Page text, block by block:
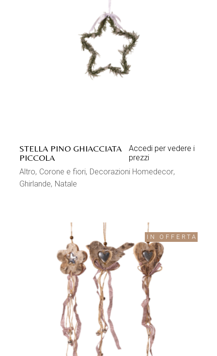
STELLA PINO GHIACCIATA
PICCOLA
Accedi per vedere i
prezzi
Altro Corone e fiori Decorazioni Homedecor
Ghirlande Natale
IN OFFERTA